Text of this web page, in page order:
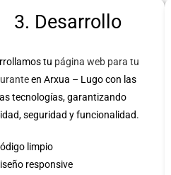
3. Desarrollo
tu página web para tu
en Arxua – Lugo con las
tecnologías, garantizando
seguridad y funcionalidad.
limpio
responsive